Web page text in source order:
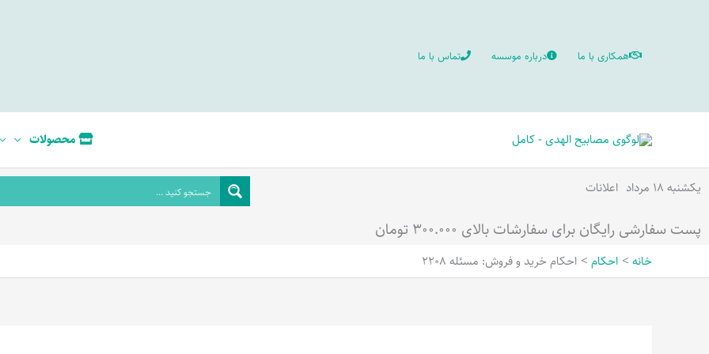
همکاری با ما درباره موسسه تماس با ما
محصولات
یکشنبه ۱۸ مرداد اعلانات
پست سفارشی رایگان برای سفارشات بالای ۳۰۰.۰۰۰ تومان
خانه احکام احکام خريد و فروش: مسئله 2208